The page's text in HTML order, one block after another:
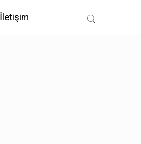
İletişim